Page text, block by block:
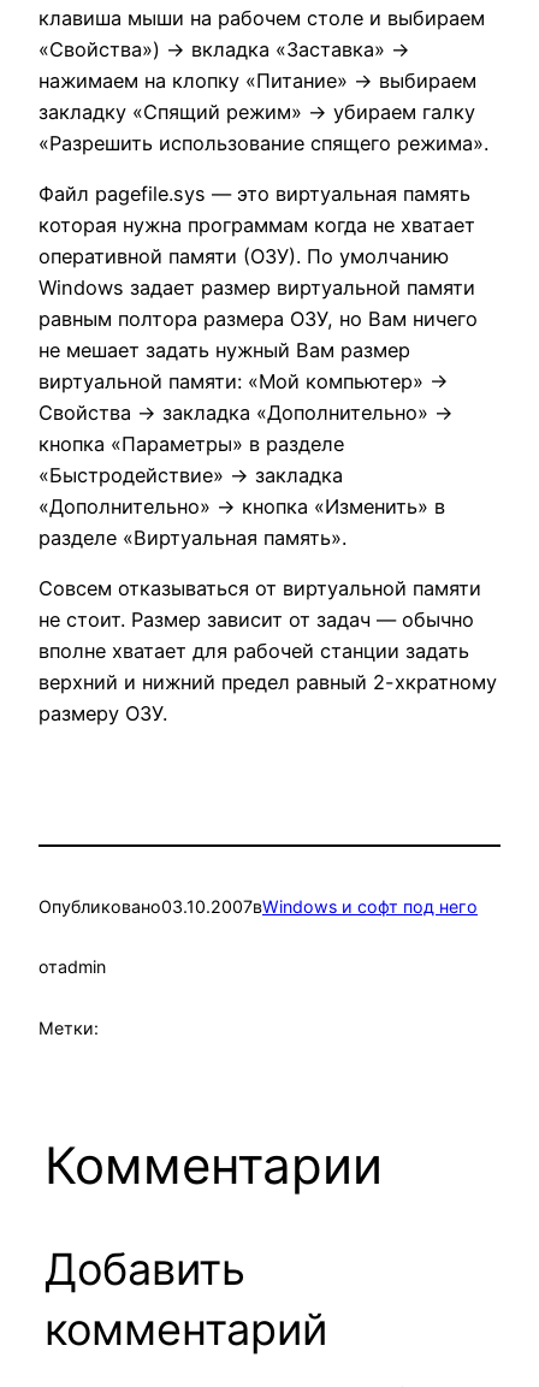
клавиша мыши на рабочем столе и выбираем
«Свойства») -> вкладка «Заставка» ->
нажимаем на клопку «Питание» -> выбираем
закладку «Спящий режим» -> убираем галку
«Разрешить использование спящего режима».
Файл pagefile.sys — это виртуальная память
которая нужна программам когда не хватает
оперативной памяти (ОЗУ). По умолчанию
Windows задает размер виртуальной памяти
равным полтора размера ОЗУ, но Вам ничего
не мешает задать нужный Вам размер
виртуальной памяти: «Мой компьютер» ->
Свойства -> закладка «Дополнительно» ->
кнопка «Параметры» в разделе
«Быстродействие» -> закладка
«Дополнительно» -> кнопка «Изменить» в
разделе «Виртуальная память».
Совсем отказываться от виртуальной памяти
не стоит. Размер зависит от задач — обычно
вполне хватает для рабочей станции задать
верхний и нижний предел равный 2-хкратному
размеру ОЗУ.
Опубликовано03.10.2007вWindows и софт под него
отadmin
Метки:
Комментарии
Добавить
комментарий